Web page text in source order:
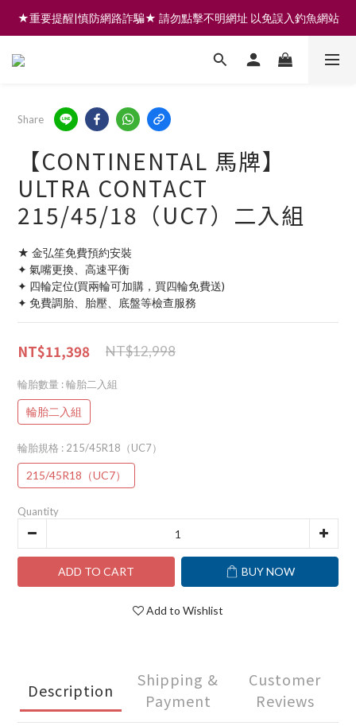
註冊會員享200元購物金 | 全館滿999免運 | 可門市取貨/安裝
★重要提醒|慎防網路詐騙★ 請勿點擊不明網址 以免誤入釣魚網站
註冊會員享200元購物金 | 全館滿999免運 | 可門市取貨/安裝
Share
【CONTINENTAL 馬牌】
ULTRA CONTACT
215/45/18（UC7）二入組
★ 金弘笙免費預約安裝
✦ 氣嘴更換、高速平衡
✦ 四輪定位(買兩輪可加購，買四輪免費送)
✦ 免費調胎、胎壓、底盤等檢查服務
NT$12,998
NT$11,398
輪胎數量 : 輪胎二入組
輪胎二入組
輪胎規格 : 215/45R18（UC7）
215/45R18（UC7）
Quantity
ADD TO CART BUY NOW
Add to Wishlist
Description
Shipping &
Payment
Customer
Reviews